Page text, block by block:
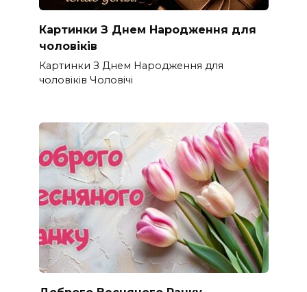
Картинки З Днем Народження для
чоловіків​
Картинки З Днем Народження для
чоловіків​ Чоловічі